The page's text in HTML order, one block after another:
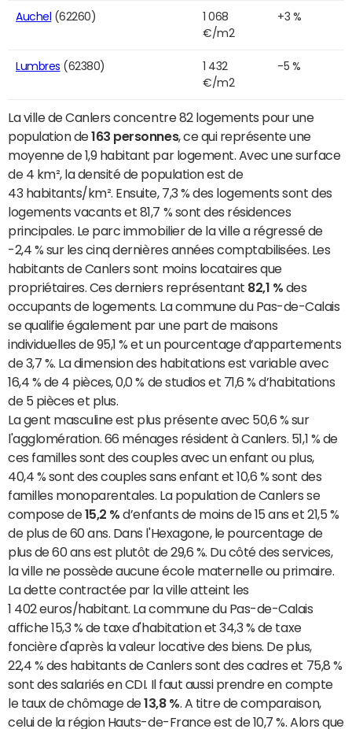
Auchel (62260)
1 068
€/m2
+3 %
Lumbres (62380)
1 432
€/m2
-5 %
La ville de Canlers concentre 82 logements pour une
population de163 personnes, ce qui représente une
moyenne de 1,9 habitant par logement. Avec une surface
de 4 km², la densité de population est de
43 habitants/km². Ensuite, 7,3 % des logements sont des
logements vacants et 81,7 % sont des résidences
principales. Le parc immobilier de la ville a régressé de
-2,4 % sur les cinq dernières années comptabilisées. Les
habitants de Canlers sont moins locataires que
propriétaires. Ces derniers représentant 82,1 % des
occupants de logements. La commune du Pas-de-Calais
se qualifie également par une part de maisons
individuelles de 95,1 % et un pourcentage d’appartements
de 3,7 %. La dimension des habitations est variable avec
16,4 % de 4 pièces, 0,0 % de studios et 71,6 % d’habitations
de 5 pièces et plus.
La gent masculine est plus présente avec 50,6 % sur
l'agglomération. 66 ménages résident à Canlers. 51,1 % de
ces familles sont des couples avec un enfant ou plus,
40,4 % sont des couples sans enfant et 10,6 % sont des
familles monoparentales. La population de Canlers se
compose de15,2 % d’enfants de moins de 15 ans et 21,5 %
de plus de 60 ans. Dans l'Hexagone, le pourcentage de
plus de 60 ans est plutôt de 29,6 %. Du côté des services,
la ville ne possède aucune école maternelle ou primaire.
La dette contractée par la ville atteint les
1 402 euros/habitant. La commune du Pas-de-Calais
affiche 15,3 % de taxe d'habitation et 34,3 % de taxe
foncière d'après la valeur locative des biens. De plus,
22,4 % des habitants de Canlers sont des cadres et 75,8 %
sont des salariés en CDI. Il faut aussi prendre en compte
le taux de chômage de13,8 % . A titre de comparaison,
celui de la région Hauts-de-France est de 10,7 %. Alors que